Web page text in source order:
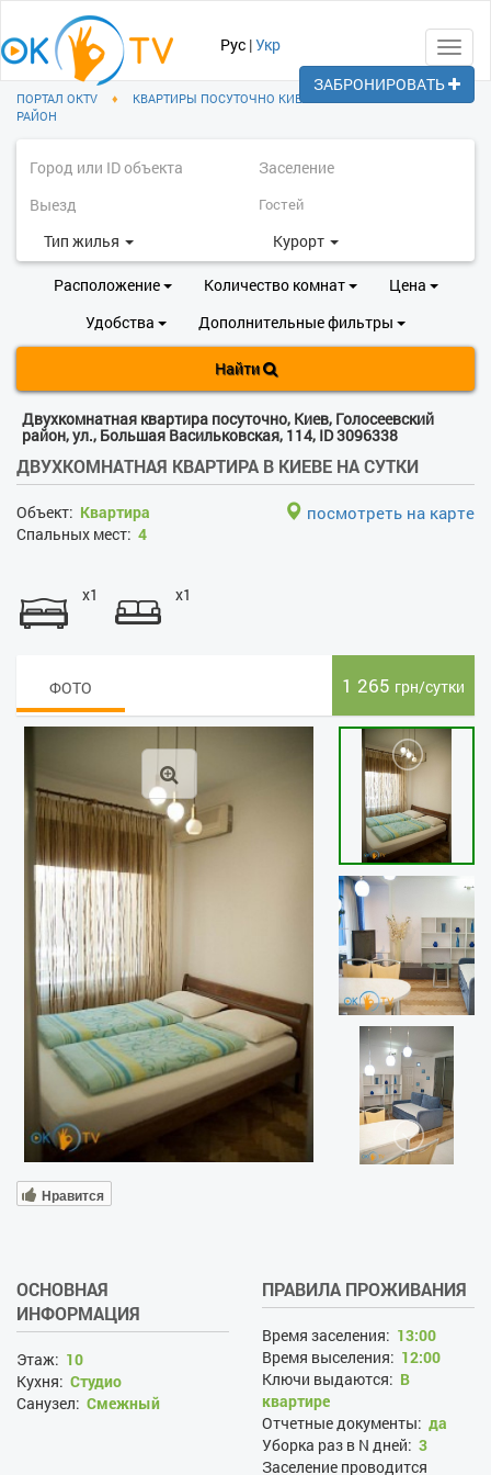
Рус |Укр
ПОРТАЛ OKTV ♦ КВАРТИРЫ ПОСУТОЧНО КИЕВ
РАЙОН
Тип жилья Курорт
Расположение Количество комнат
Цена
Удобства
Дополнительные фильтры
Найти
Двухкомнатная квартира посуточно, Киев, Голосеевский
район, ул., Большая Васильковская, 114, ID 3096338
ДВУХКОМНАТНАЯ КВАРТИРА В КИЕВЕ НА СУТКИ
Объект: Квартира
Спальных мест: 4
посмотреть на карте
x1 x1
ФОТО 1 265 грн/сутки
Нравится
ОСНОВНАЯ
ИНФОРМАЦИЯ
Этаж: 10
Кухня: Студио
Санузел: Смежный
ПРАВИЛА ПРОЖИВАНИЯ
Время заселения: 13:00
Время выселения: 12:00
Ключи выдаются: В
квартире
Отчетные документы: да
Уборка раз в N дней: 3
Заселение проводится
ЗАБРОНИРОВАТЬ